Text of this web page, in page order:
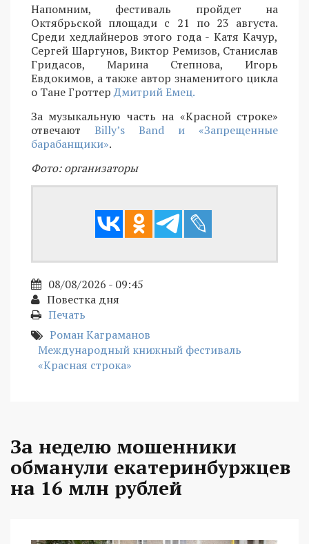
Напомним, фестиваль пройдет на
Октябрьской площади с 21 по 23 августа.
Среди хедлайнеров этого года - Катя Качур,
Сергей Шаргунов, Виктор Ремизов, Станислав
Гридасов, Марина Степнова, Игорь
Евдокимов, а также автор знаменитого цикла
о Тане ГроттерДмитрий Емец.
За музыкальную часть на «Красной строке»
отвечают Billy’s Band и «Запрещенные
барабанщики».
Фото: организаторы
08/08/2026 - 09:45
Повестка дня
Печать
Роман Каграманов
Международный книжный фестиваль
«Красная строка»
За неделю мошенники
обманули екатеринбуржцев
на 16 млн рублей